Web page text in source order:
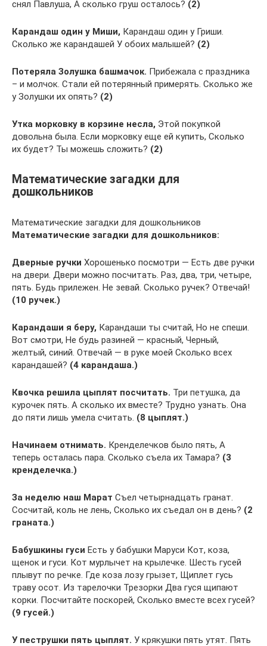
снял Павлуша, А сколько груш осталось? (2)
Карандаш один у Миши, Карандаш один у Гриши.
Сколько же карандашей У обоих малышей? (2)
Потеряла Золушка башмачок. Прибежала с праздника
– и молчок. Стали ей потерянный примерять. Сколько же
у Золушки их опять? (2)
Утка морковку в корзине несла, Этой покупкой
довольна была. Если морковку еще ей купить, Сколько
их будет? Ты можешь сложить? (2)
Математические загадки для
дошкольников
Математические загадки для дошкольников
Математические загадки для дошкольников:
Дверные ручки Хорошенько посмотри — Есть две ручки
на двери. Двери можно посчитать. Раз, два, три, четыре,
пять. Будь прилежен. Не зевай. Сколько ручек? Отвечай!
(10 ручек.)
Карандаши я беру, Карандаши ты считай, Но не спеши.
Вот смотри, Не будь разиней — красный, Черный,
желтый, синий. Отвечай — в руке моей Сколько всех
карандашей? (4 карандаша.)
Квочка решила цыплят посчитать. Три петушка, да
курочек пять. А сколько их вместе? Трудно узнать. Она
до пяти лишь умела считать. (8 цыплят.)
Начинаем отнимать. Кренделечков было пять, А
теперь осталась пара. Сколько съела их Тамара? (3
кренделечка.)
За неделю наш Марат Съел четырнадцать гранат.
Сосчитай, коль не лень, Сколько их съедал он в день? (2
граната.)
Бабушкины гуси Есть у бабушки Маруси Кот, коза,
щенок и гуси. Кот мурлычет на крылечке. Шесть гусей
плывут по речке. Где коза лозу грызет, Щиплет гусь
траву осот. Из тарелочки Трезорки Два гуся щипают
корки. Посчитайте поскорей, Сколько вместе всех гусей?
(9 гусей.)
У пеструшки пять цыплят. У крякушки пять утят. Пять